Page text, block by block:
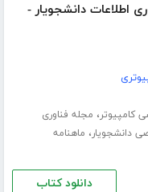
اطلاعات دانشجویار -
کامپیوتر، مجله فناوری
دانشجویار، ماهنامه
دانلود کتاب